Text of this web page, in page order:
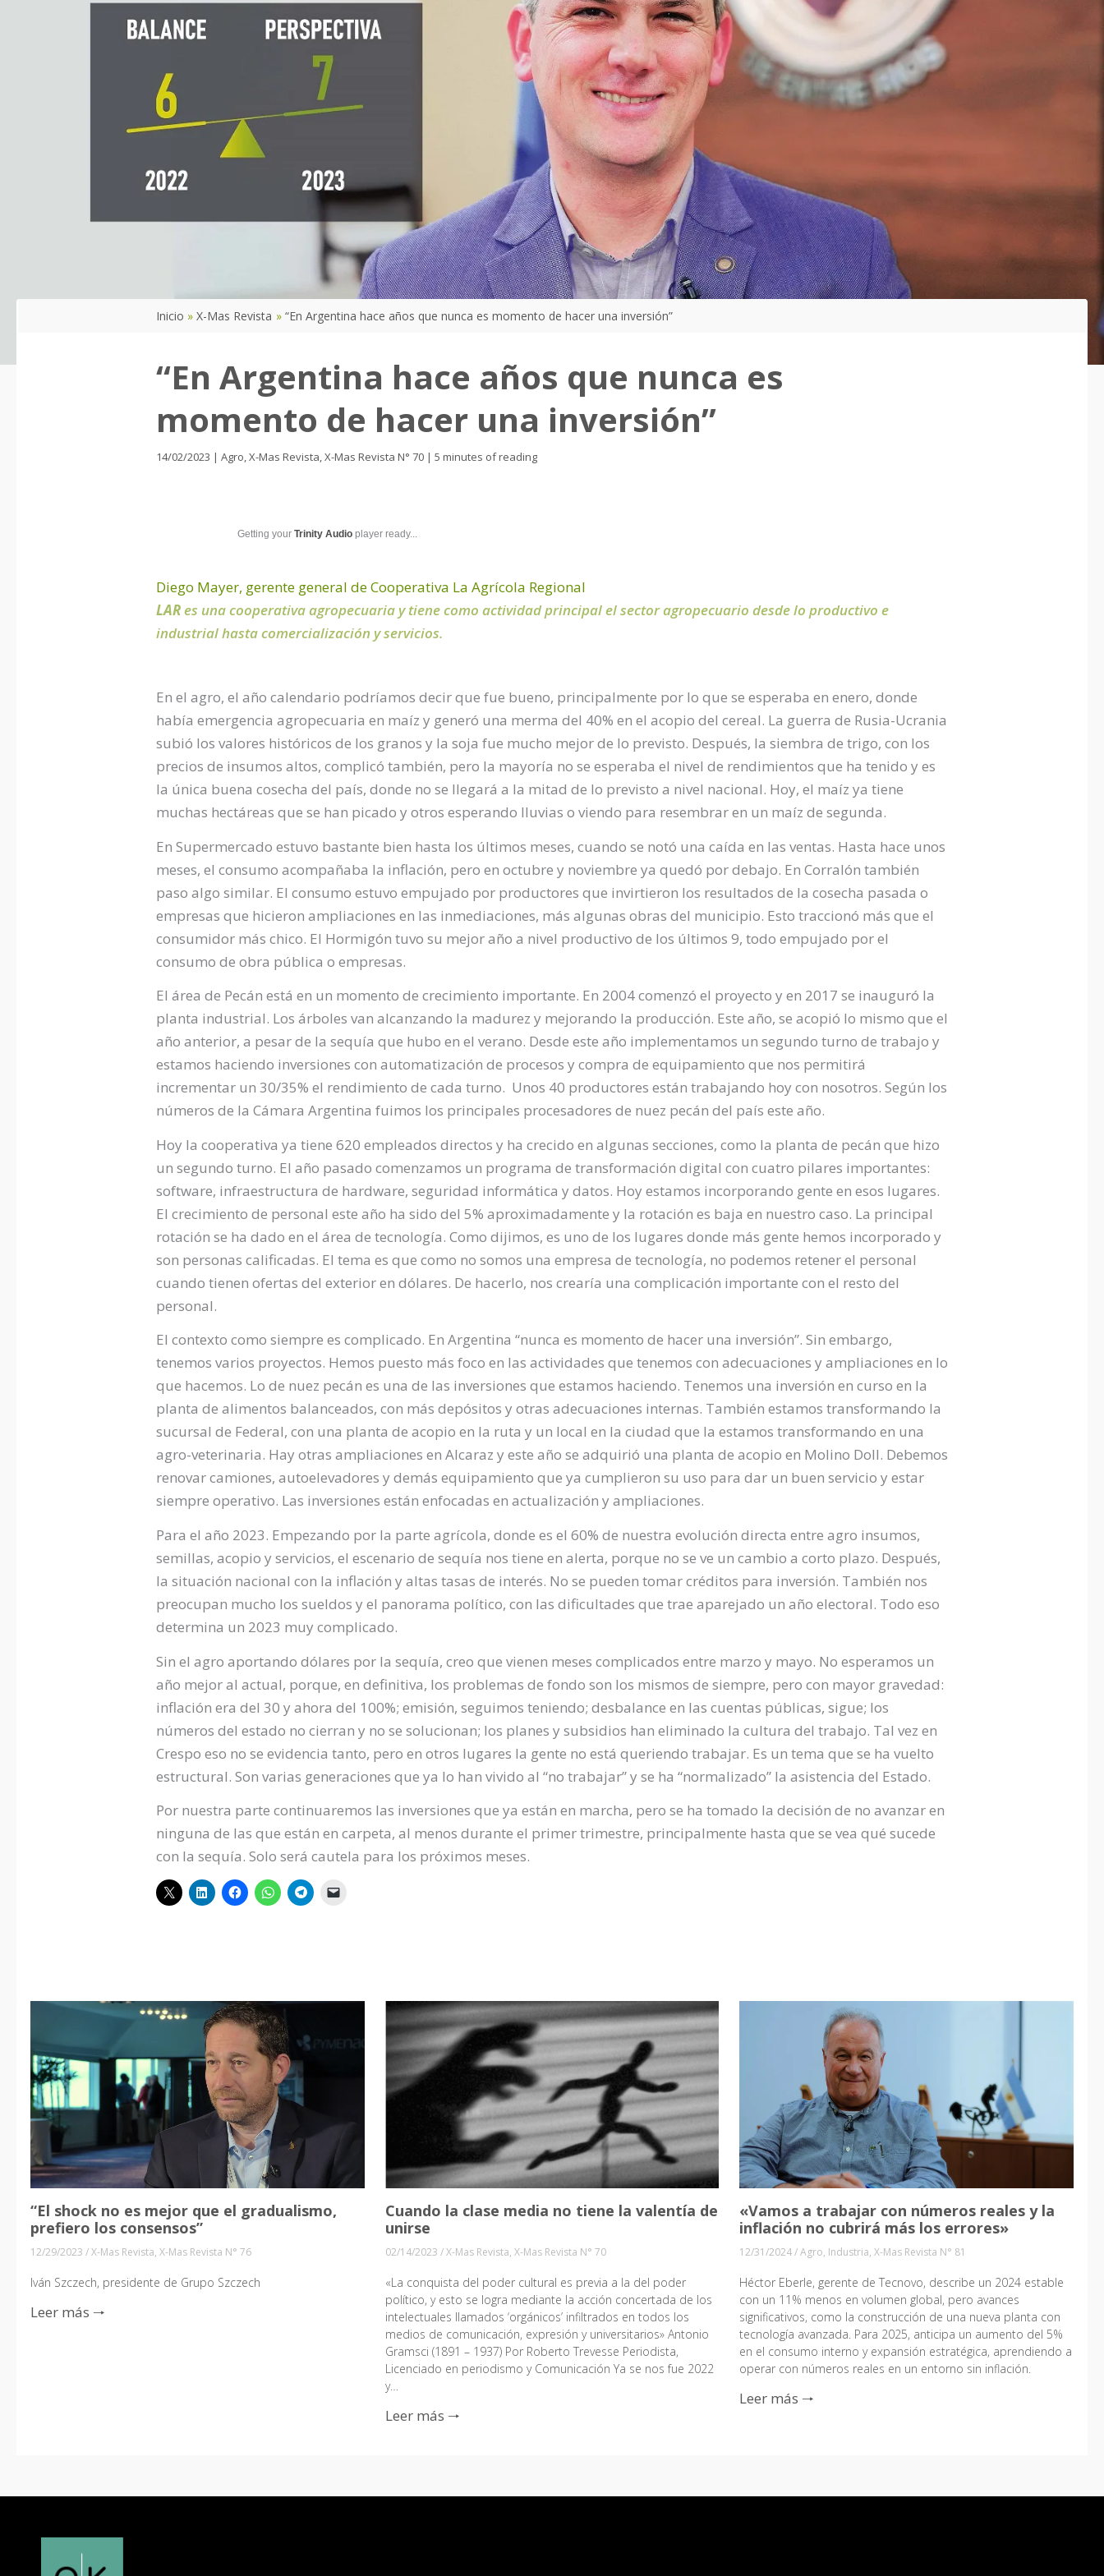
Inicio X-Mas Revista “En Argentina hace años que nunca es momento de hacer una inversión”
“En Argentina hace años que nunca es
momento de hacer una inversión”
14/02/2023 | Agro,X-Mas Revista,X-Mas Revista N° 70 | 5 minutes of reading
Getting your Trinity Audio player ready...
Diego Mayer, gerente general de Cooperativa La Agrícola Regional
LARes una cooperativa agropecuaria y tiene como actividad principal el sector agropecuario desde lo productivo e
industrial hasta comercialización y servicios.
En el agro, el año calendario podríamos decir que fue bueno, principalmente por lo que se esperaba en enero, donde
había emergencia agropecuaria en maíz y generó una merma del 40% en el acopio del cereal. La guerra de Rusia-Ucrania
subió los valores históricos de los granos y la soja fue mucho mejor de lo previsto. Después, la siembra de trigo, con los
precios de insumos altos, complicó también, pero la mayoría no se esperaba el nivel de rendimientos que ha tenido y es
la única buena cosecha del país, donde no se llegará a la mitad de lo previsto a nivel nacional. Hoy, el maíz ya tiene
muchas hectáreas que se han picado y otros esperando lluvias o viendo para resembrar en un maíz de segunda.
En Supermercado estuvo bastante bien hasta los últimos meses, cuando se notó una caída en las ventas. Hasta hace unos
meses, el consumo acompañaba la inflación, pero en octubre y noviembre ya quedó por debajo. En Corralón también
paso algo similar. El consumo estuvo empujado por productores que invirtieron los resultados de la cosecha pasada o
empresas que hicieron ampliaciones en las inmediaciones, más algunas obras del municipio. Esto traccionó más que el
consumidor más chico. El Hormigón tuvo su mejor año a nivel productivo de los últimos 9, todo empujado por el
consumo de obra pública o empresas.
El área de Pecán está en un momento de crecimiento importante. En 2004 comenzó el proyecto y en 2017 se inauguró la
planta industrial. Los árboles van alcanzando la madurez y mejorando la producción. Este año, se acopió lo mismo que el
año anterior, a pesar de la sequía que hubo en el verano. Desde este año implementamos un segundo turno de trabajo y
estamos haciendo inversiones con automatización de procesos y compra de equipamiento que nos permitirá
incrementar un 30/35% el rendimiento de cada turno. Unos 40 productores están trabajando hoy con nosotros. Según los
números de la Cámara Argentina fuimos los principales procesadores de nuez pecán del país este año.
Hoy la cooperativa ya tiene 620 empleados directos y ha crecido en algunas secciones, como la planta de pecán que hizo
un segundo turno. El año pasado comenzamos un programa de transformación digital con cuatro pilares importantes:
software, infraestructura de hardware, seguridad informática y datos. Hoy estamos incorporando gente en esos lugares.
El crecimiento de personal este año ha sido del 5% aproximadamente y la rotación es baja en nuestro caso. La principal
rotación se ha dado en el área de tecnología. Como dijimos, es uno de los lugares donde más gente hemos incorporado y
son personas calificadas. El tema es que como no somos una empresa de tecnología, no podemos retener el personal
cuando tienen ofertas del exterior en dólares. De hacerlo, nos crearía una complicación importante con el resto del
personal.
El contexto como siempre es complicado. En Argentina “nunca es momento de hacer una inversión”. Sin embargo,
tenemos varios proyectos. Hemos puesto más foco en las actividades que tenemos con adecuaciones y ampliaciones en lo
que hacemos. Lo de nuez pecán es una de las inversiones que estamos haciendo. Tenemos una inversión en curso en la
planta de alimentos balanceados, con más depósitos y otras adecuaciones internas. También estamos transformando la
sucursal de Federal, con una planta de acopio en la ruta y un local en la ciudad que la estamos transformando en una
agro-veterinaria. Hay otras ampliaciones en Alcaraz y este año se adquirió una planta de acopio en Molino Doll. Debemos
renovar camiones, autoelevadores y demás equipamiento que ya cumplieron su uso para dar un buen servicio y estar
siempre operativo. Las inversiones están enfocadas en actualización y ampliaciones.
Para el año 2023. Empezando por la parte agrícola, donde es el 60% de nuestra evolución directa entre agro insumos,
semillas, acopio y servicios, el escenario de sequía nos tiene en alerta, porque no se ve un cambio a corto plazo. Después,
la situación nacional con la inflación y altas tasas de interés. No se pueden tomar créditos para inversión. También nos
preocupan mucho los sueldos y el panorama político, con las dificultades que trae aparejado un año electoral. Todo eso
determina un 2023 muy complicado.
Sin el agro aportando dólares por la sequía, creo que vienen meses complicados entre marzo y mayo. No esperamos un
año mejor al actual, porque, en definitiva, los problemas de fondo son los mismos de siempre, pero con mayor gravedad:
inflación era del 30 y ahora del 100%; emisión, seguimos teniendo; desbalance en las cuentas públicas, sigue; los
números del estado no cierran y no se solucionan; los planes y subsidios han eliminado la cultura del trabajo. Tal vez en
Crespo eso no se evidencia tanto, pero en otros lugares la gente no está queriendo trabajar. Es un tema que se ha vuelto
estructural. Son varias generaciones que ya lo han vivido al “no trabajar” y se ha “normalizado” la asistencia del Estado.
Por nuestra parte continuaremos las inversiones que ya están en marcha, pero se ha tomado la decisión de no avanzar en
ninguna de las que están en carpeta, al menos durante el primer trimestre, principalmente hasta que se vea qué sucede
con la sequía. Solo será cautela para los próximos meses.
“El shock no es mejor que el gradualismo,
prefiero los consensos”
12/29/2023 /X-Mas Revista, X-Mas Revista N° 76
Iván Szczech, presidente de Grupo Szczech
Leer más 🠒
Cuando la clase media no tiene la valentía de
unirse
02/14/2023 /X-Mas Revista, X-Mas Revista N° 70
«La conquista del poder cultural es previa a la del poder
político, y esto se logra mediante la acción concertada de los
intelectuales llamados ‘orgánicos’ infiltrados en todos los
medios de comunicación, expresión y universitarios» Antonio
Gramsci (1891 – 1937) Por Roberto Trevesse Periodista,
Licenciado en periodismo y Comunicación Ya se nos fue 2022
y…
Leer más 🠒
«Vamos a trabajar con números reales y la
inflación no cubrirá más los errores»
12/31/2024/Agro, Industria,X-Mas Revista N° 81
Héctor Eberle, gerente de Tecnovo, describe un 2024 estable
con un 11% menos en volumen global, pero avances
significativos, como la construcción de una nueva planta con
tecnología avanzada. Para 2025, anticipa un aumento del 5%
en el consumo interno y expansión estratégica, aprendiendo a
operar con números reales en un entorno sin inflación.
Leer más 🠒